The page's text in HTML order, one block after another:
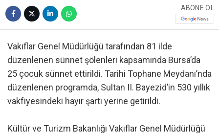
ABONE OL
Vakıflar Genel Müdürlüğü tarafından 81 ilde
düzenlenen sünnet şölenleri kapsamında Bursa’da
25 çocuk sünnet ettirildi. Tarihi Tophane Meydanı’nda
düzenlenen programda, Sultan II. Bayezid’in 530 yıllık
vakfiyesindeki hayır şartı yerine getirildi.
Kültür ve Turizm Bakanlığı Vakıflar Genel Müdürlüğü